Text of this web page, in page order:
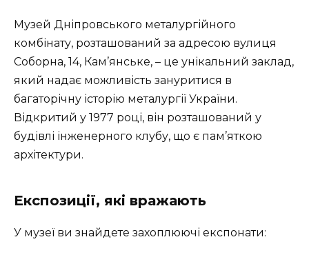
Музей Дніпровського металургійного
комбінату, розташований за адресою вулиця
Соборна, 14, Кам’янське, – це унікальний заклад,
який надає можливість зануритися в
багаторічну історію металургії України.
Відкритий у 1977 році, він розташований у
будівлі інженерного клубу, що є пам’яткою
архітектури.
Експозиції, які вражають
У музеї ви знайдете захоплюючі експонати: